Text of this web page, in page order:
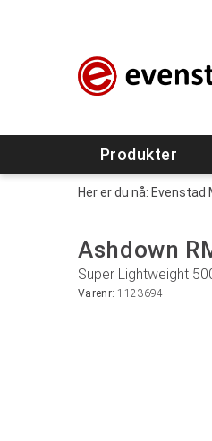
Produkter
Her er du nå: Evenstad
Ashdown
Super Lightweight
Varenr:1123694